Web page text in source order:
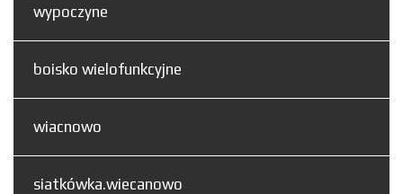
wypoczyne
boisko wielofunkcyjne
wiacnowo
siatkówka.wiecanowo